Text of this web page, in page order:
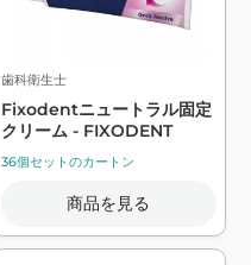
歯科衛生士
Fixodentニュートラル固定
クリーム - FIXODENT
36個セットのカートン
商品を見る